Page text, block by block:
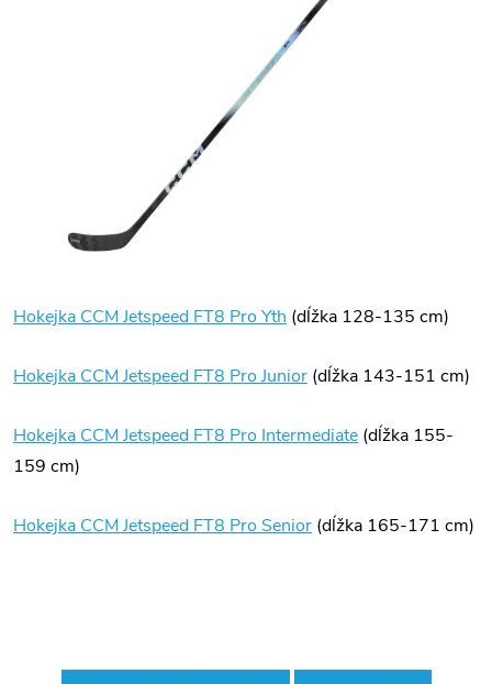
HokejkaCCM Jetspeed FT8 Pro Yth (dĺžka 128-135 cm)
Hokejka CCM Jetspeed FT8 Pro Junior (dĺžka 143-151 cm)
Hokejka CCM Jetspeed FT8 Pro Intermediate (dĺžka 155-
159 cm)
Hokejka CCM Jetspeed FT8 Pro Senior (dĺžka 165-171 cm)